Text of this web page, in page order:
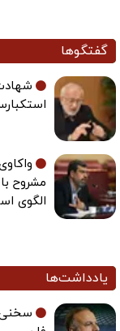
گفتگوها
مشروح
الگوی
یادداشت‌ها
سخنی